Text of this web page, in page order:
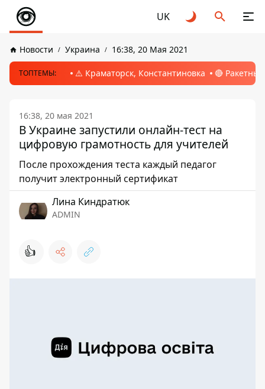
UK
Новости Украина 16:38, 20 Мая 2021
ТОПТЕМЫ: ⚠️ Краматорск, Константиновка 🔴
16:38, 20 мая 2021
В Украине запустили онлайн-тест на
цифровую грамотность для учителей
После прохождения теста каждый педагог
получит электронный сертификат
Лина Киндратюк
ADMIN
👍